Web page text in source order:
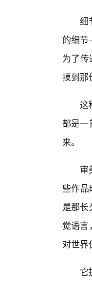
细
的细
为了传
摸到那
这
都是一
来。
审
些作品
是那
觉语
对世界
它